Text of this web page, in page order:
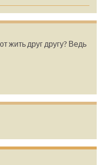
друг другу? Ведь